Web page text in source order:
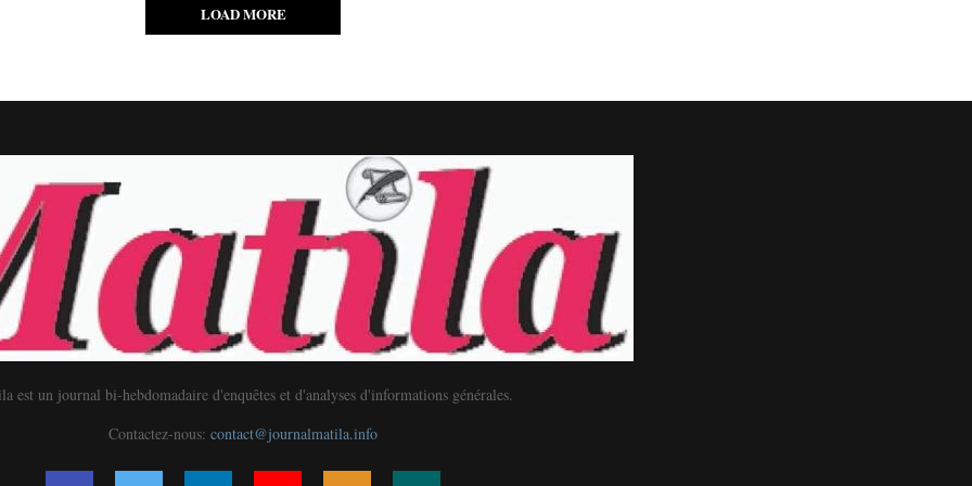
LOAD MORE
est un journal bi-hebdomadaire d'enquêtes et d'analyses d'informations générales.
Contactez-nous: contact@journalmatila.info